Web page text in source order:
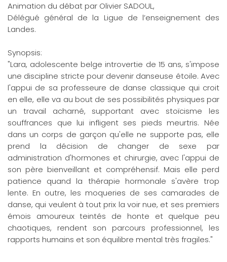
Animation du débat par Olivier SADOUL,
Délégué général de la Ligue de l’enseignement des
Landes.
Synopsis:
"Lara, adolescente belge introvertie de 15 ans, s'impose
une discipline stricte pour devenir danseuse étoile. Avec
l'appui de sa professeure de danse classique qui croit
en elle, elle va au bout de ses possibilités physiques par
un travail acharné, supportant avec stoïcisme les
souffrances que lui infligent ses pieds meurtris. Née
dans un corps de garçon qu'elle ne supporte pas, elle
prend la décision de changer de sexe par
administration d'hormones et chirurgie, avec l'appui de
son père bienveillant et compréhensif. Mais elle perd
patience quand la thérapie hormonale s'avère trop
lente. En outre, les moqueries de ses camarades de
danse, qui veulent à tout prix la voir nue, et ses premiers
émois amoureux teintés de honte et quelque peu
chaotiques, rendent son parcours professionnel, les
rapports humains et son équilibre mental très fragiles."